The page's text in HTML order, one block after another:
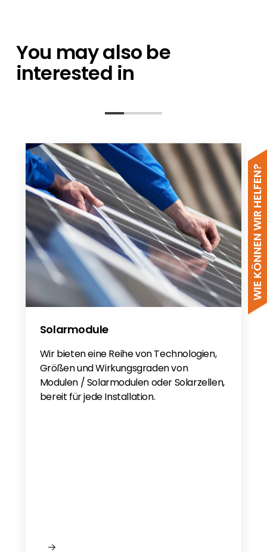
WIE KÖNNEN WIR HELFEN?
You may also be
interested in
Solarmodule
Wir bieten eine Reihe von Technologien,
Größen und Wirkungsgraden von
Modulen / Solarmodulen oder Solarzellen,
bereit für jede Installation.